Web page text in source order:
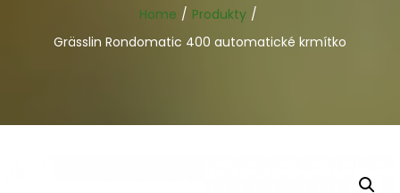
Home
Produkty
Grässlin Rondomatic 400 automatické krmítko